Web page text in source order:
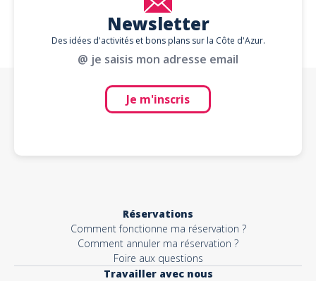
Newsletter
Des idées d'activités et bons plans sur la Côte d'Azur.
@ je saisis mon adresse email
Je m'inscris
Réservations
Comment fonctionne ma réservation ?
Comment annuler ma réservation ?
Foire aux questions
Travailler avec nous